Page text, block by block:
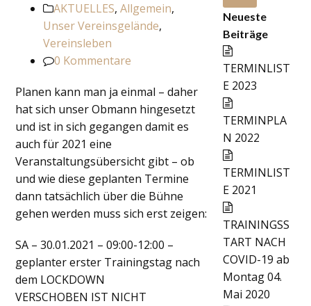
AKTUELLES,Allgemein,
Unser Vereinsgelände,
Vereinsleben
0 Kommentare
Planen kann man ja einmal – daher
hat sich unser Obmann hingesetzt
und ist in sich gegangen damit es
auch für 2021 eine
Veranstaltungsübersicht gibt – ob
und wie diese geplanten Termine
dann tatsächlich über die Bühne
gehen werden muss sich erst zeigen:
SA – 30.01.2021 – 09:00-12:00 –
geplanter erster Trainingstag nach
dem LOCKDOWN
VERSCHOBEN IST NICHT
Neueste
Beiträge
TERMINLIST
E 2023
TERMINPLA
N 2022
TERMINLIST
E 2021
TRAININGSS
TART NACH
COVID-19 ab
Montag 04.
Mai 2020